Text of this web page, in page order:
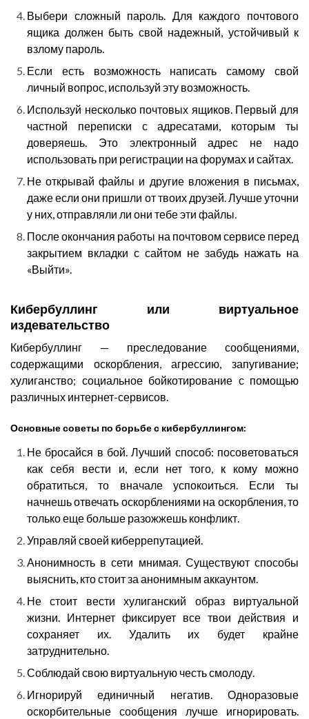
Выбери сложный пароль. Для каждого почтового
ящика должен быть свой надежный, устойчивый к
взлому пароль.
Если есть возможность написать самому свой
личный вопрос, используй эту возможность.
Используй несколько почтовых ящиков. Первый для
частной переписки с адресатами, которым ты
доверяешь. Это электронный адрес не надо
использовать при регистрации на форумах и сайтах.
Не открывай файлы и другие вложения в письмах,
даже если они пришли от твоих друзей. Лучше уточни
у них, отправляли ли они тебе эти файлы.
После окончания работы на почтовом сервисе перед
закрытием вкладки с сайтом не забудь нажать на
«Выйти».
Кибербуллинг или виртуальное
издевательство
Кибербуллинг — преследование сообщениями,
содержащими оскорбления, агрессию, запугивание;
хулиганство; социальное бойкотирование с помощью
различных интернет-сервисов.
Основные советы по борьбе с кибербуллингом:
Не бросайся в бой. Лучший способ: посоветоваться
как себя вести и, если нет того, к кому можно
обратиться, то вначале успокоиться. Если ты
начнешь отвечать оскорблениями на оскорбления, то
только еще больше разожжешь конфликт.
Управляй своей киберрепутацией.
Анонимность в сети мнимая. Существуют способы
выяснить, кто стоит за анонимным аккаунтом.
Не стоит вести хулиганский образ виртуальной
жизни. Интернет фиксирует все твои действия и
сохраняет их. Удалить их будет крайне
затруднительно.
Соблюдай свою виртуальную честь смолоду.
Игнорируй единичный негатив. Одноразовые
оскорбительные сообщения лучше игнорировать.